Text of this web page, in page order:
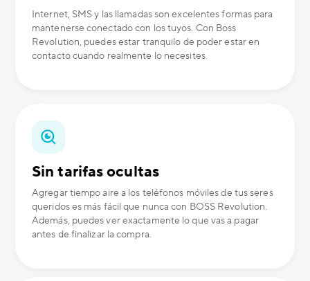
Internet, SMS y las llamadas son excelentes formas para
mantenerse conectado con los tuyos. Con Boss
Revolution, puedes estar tranquilo de poder estar en
contacto cuando realmente lo necesites.
Sin tarifas ocultas
Agregar tiempo aire a los teléfonos móviles de tus seres
queridos es más fácil que nunca con BOSS Revolution.
Además, puedes ver exactamente lo que vas a pagar
antes de finalizar la compra.